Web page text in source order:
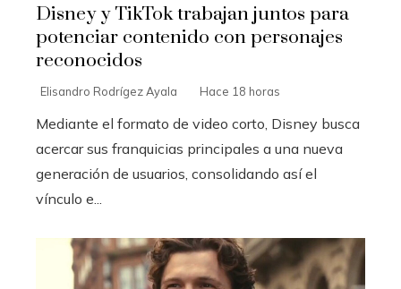
Disney y TikTok trabajan juntos para
potenciar contenido con personajes
reconocidos
Elisandro Rodrígez Ayala Hace 18 horas
Mediante el formato de video corto, Disney busca
acercar sus franquicias principales a una nueva
generación de usuarios, consolidando así el
vínculo e...